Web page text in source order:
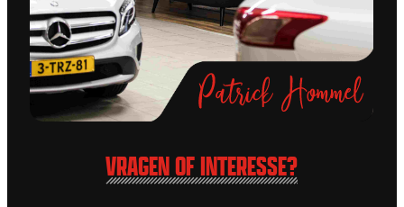
VRAGEN OF INTERESSE?